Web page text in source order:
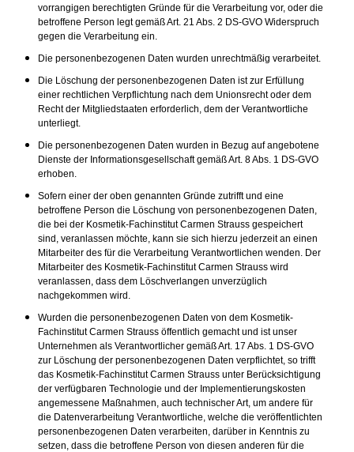
vorrangigen berechtigten Gründe für die Verarbeitung vor, oder die
betroffene Person legt gemäß Art. 21 Abs. 2 DS-GVO Widerspruch
gegen die Verarbeitung ein.
Die personenbezogenen Daten wurden unrechtmäßig verarbeitet.
Die Löschung der personenbezogenen Daten ist zur Erfüllung
einer rechtlichen Verpflichtung nach dem Unionsrecht oder dem
Recht der Mitgliedstaaten erforderlich, dem der Verantwortliche
unterliegt.
Die personenbezogenen Daten wurden in Bezug auf angebotene
Dienste der Informationsgesellschaft gemäß Art. 8 Abs. 1 DS-GVO
erhoben.
Sofern einer der oben genannten Gründe zutrifft und eine
betroffene Person die Löschung von personenbezogenen Daten,
die bei der Kosmetik-Fachinstitut Carmen Strauss gespeichert
sind, veranlassen möchte, kann sie sich hierzu jederzeit an einen
Mitarbeiter des für die Verarbeitung Verantwortlichen wenden. Der
Mitarbeiter des Kosmetik-Fachinstitut Carmen Strauss wird
veranlassen, dass dem Löschverlangen unverzüglich
nachgekommen wird.
Wurden die personenbezogenen Daten von dem Kosmetik-
Fachinstitut Carmen Strauss öffentlich gemacht und ist unser
Unternehmen als Verantwortlicher gemäß Art. 17 Abs. 1 DS-GVO
zur Löschung der personenbezogenen Daten verpflichtet, so trifft
das Kosmetik-Fachinstitut Carmen Strauss unter Berücksichtigung
der verfügbaren Technologie und der Implementierungskosten
angemessene Maßnahmen, auch technischer Art, um andere für
die Datenverarbeitung Verantwortliche, welche die veröffentlichten
personenbezogenen Daten verarbeiten, darüber in Kenntnis zu
setzen, dass die betroffene Person von diesen anderen für die